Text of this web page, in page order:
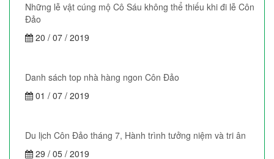
Những lễ vật cúng mộ Cô Sáu không thể thiếu khi đi lễ Côn
Đảo
20 / 07 / 2019
Danh sách top nhà hàng ngon Côn Đảo
01 / 07 / 2019
Du lịch Côn Đảo tháng 7, Hành trình tưởng niệm và tri ân
29 / 05 / 2019